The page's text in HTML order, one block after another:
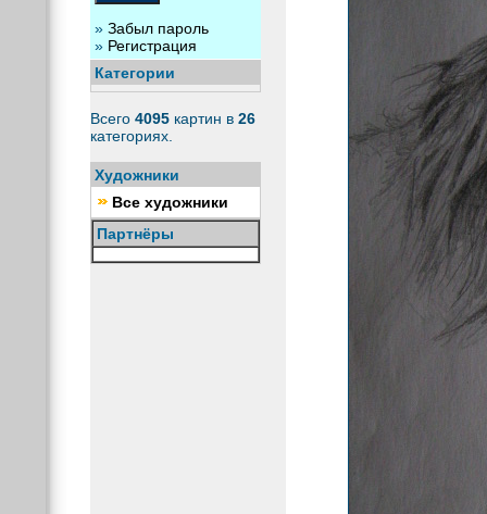
» Забыл пароль
» Регистрация
Категории
Всего 4095 картин в 26
категориях.
Художники
Все художники
Партнёры